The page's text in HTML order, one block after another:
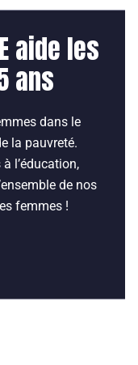
aide les
ans
dans le
la pauvreté.
l’éducation,
de nos
femmes !